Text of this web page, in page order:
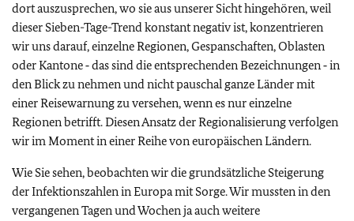
dort auszusprechen, wo sie aus unserer Sicht hingehören, weil
dieser Sieben-Tage-Trend konstant negativ ist, konzentrieren
wir uns darauf, einzelne Regionen, Gespanschaften, Oblasten
oder Kantone ‑ das sind die entsprechenden Bezeichnungen ‑ in
den Blick zu nehmen und nicht pauschal ganze Länder mit
einer Reisewarnung zu versehen, wenn es nur einzelne
Regionen betrifft. Diesen Ansatz der Regionalisierung verfolgen
wir im Moment in einer Reihe von europäischen Ländern.
Wie Sie sehen, beobachten wir die grundsätzliche Steigerung
der Infektionszahlen in Europa mit Sorge. Wir mussten in den
vergangenen Tagen und Wochen ja auch weitere